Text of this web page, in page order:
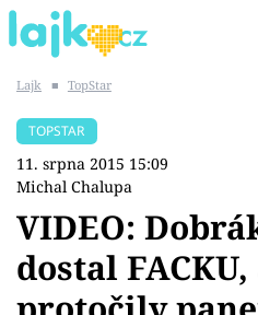
SHOPAHOLICADEL
Témata
Lajk ■ TopStar
TOPSTAR
11. srpna 2015 15:09
Michal Chalupa
VIDEO:
dostal